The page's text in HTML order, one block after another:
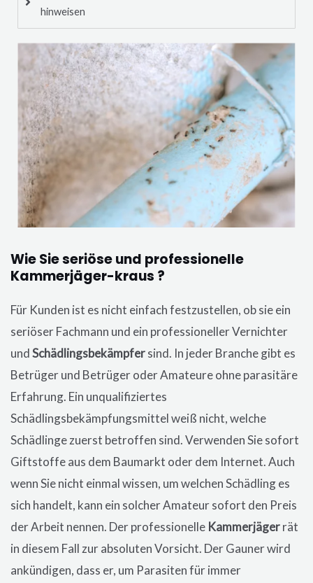
hinweisen
Wie Sie seriöse und professionelle
Kammerjäger-kraus ?
Für Kunden ist es nicht einfach festzustellen, ob sie ein
seriöser Fachmann und ein professioneller Vernichter
undSchädlingsbekämpfersind. In jeder Branche gibt es
Betrüger und Betrüger oder Amateure ohne parasitäre
Erfahrung. Ein unqualifiziertes
Schädlingsbekämpfungsmittel weiß nicht, welche
Schädlinge zuerst betroffen sind. Verwenden Sie sofort
Giftstoffe aus dem Baumarkt oder dem Internet. Auch
wenn Sie nicht einmal wissen, um welchen Schädling es
sich handelt, kann ein solcher Amateur sofort den Preis
der Arbeit nennen. Der professionelle Kammerjägerrät
in diesem Fall zur absoluten Vorsicht. Der Gauner wird
ankündigen, dass er, um Parasiten für immer